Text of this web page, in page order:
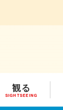
観る
SIGHTSEEING